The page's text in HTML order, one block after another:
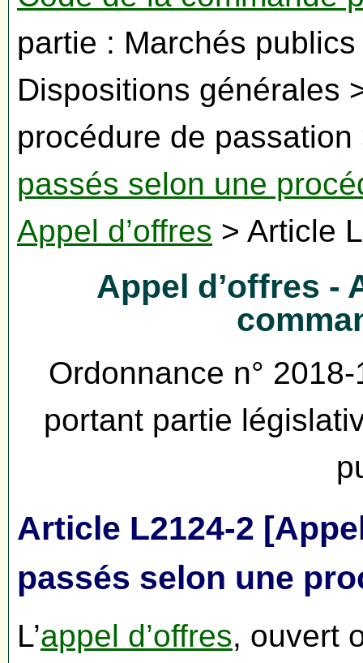
partie : Marchés
Dispositions générales
procédure de
passés selon une
Appel d’offres > Article
Appel d’offres -
Ordonnance n°
portant partie
Article L2124-2
passés selon une
L’appel d’offres, ouvert